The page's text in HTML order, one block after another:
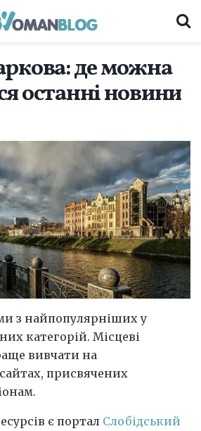
де можна
останні новини
з найпопулярніших у
категорій. Місцеві
вивчати на
присвячених
є портал Слобідський